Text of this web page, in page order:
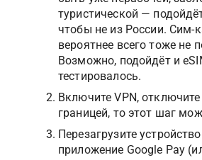
туристической —
чтобы не из России. Сим-
вероятнее всего тоже не
Возможно, подойдёт и
тестировалось.
Включите VPN,
границей, то этот шаг
Перезагрузите
приложение Google Pay